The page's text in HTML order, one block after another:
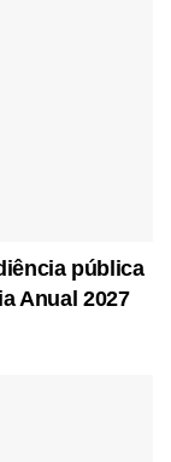
pública
Anual 2027